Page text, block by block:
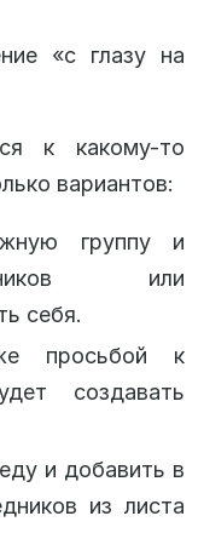
«с глазу на
к какому-то
вариантов:
группу и
или
себя.
просьбой к
создавать
и добавить в
из листа